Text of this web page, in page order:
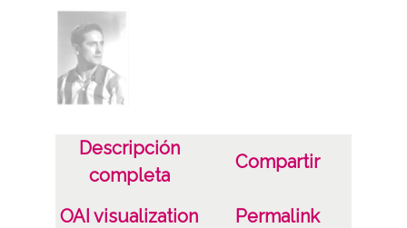
Signatura anterior: Sign celuloide 2696
Licencia de las imágenes
CC BY-NC-SA 4.0
Descripción
completa
Compartir
OAI visualization Permalink